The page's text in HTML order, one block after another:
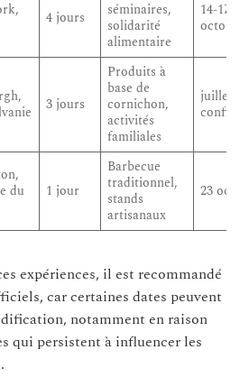
4 jours
séminaires,
solidarité
alimentaire
14-17
3 jours
Produits à
base de
cornichon,
activités
familiales
juillet
du
1 jour
Barbecue
traditionnel,
stands
artisanaux
23
expériences, il est recommandé
car certaines dates peuvent
notamment en raison
qui persistent à influencer les